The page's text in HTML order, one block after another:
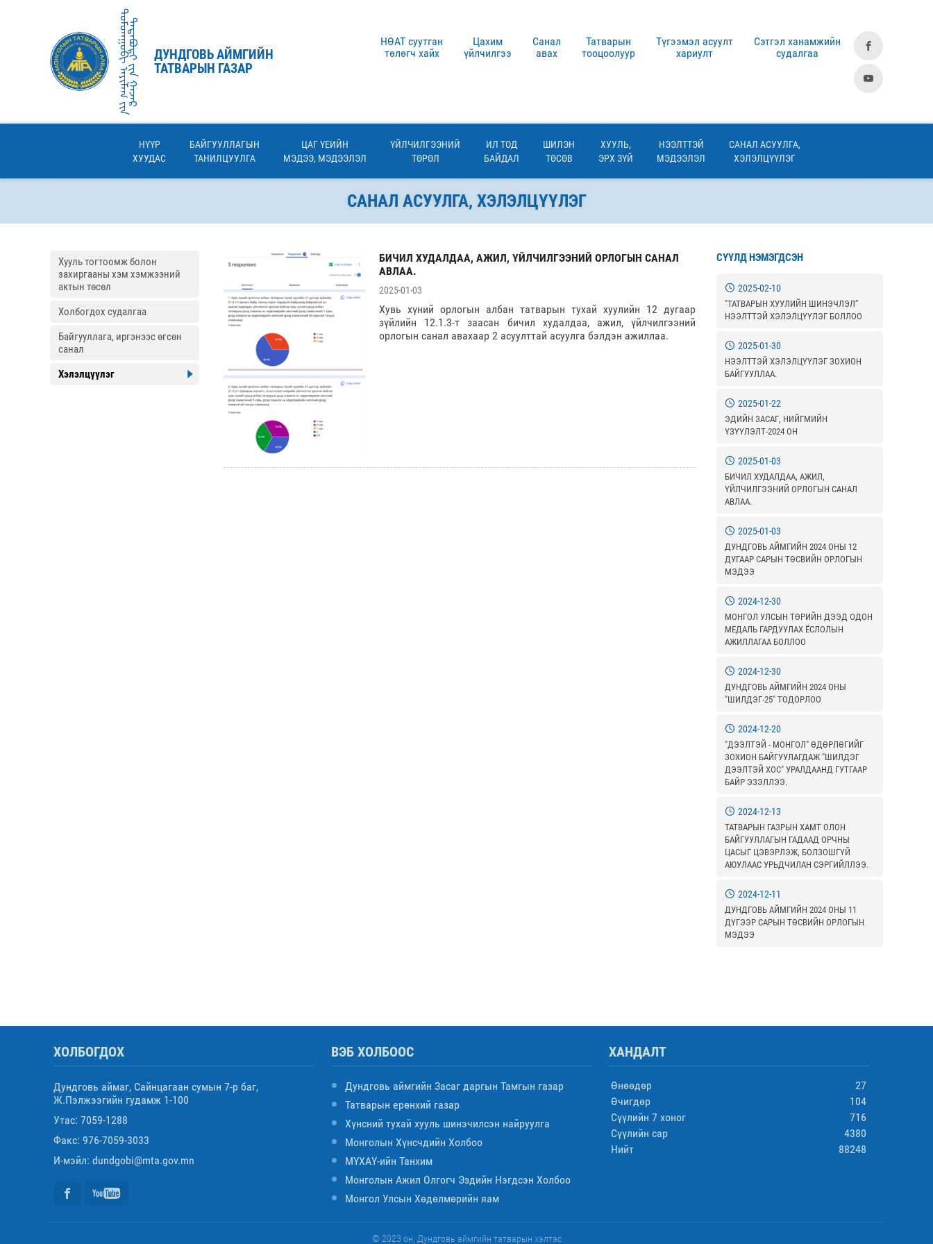
ᠳᠤᠮᠳᠠᠭᠣᠪᠢ ᠠᠶᠢᠮᠠᠭ ᠶ᠋ᠢᠨᠲᠠᠲᠠᠪᠤᠷᠢ ᠶ᠋ᠢᠨ ᠭᠠᠵᠠᠷ
ДУНДГОВЬ АЙМГИЙН
ТАТВАРЫН ГАЗАР
НӨАТ суутган
төлөгч хайх
Цахим
үйлчилгээ
Санал
авах
Татварын
тооцоолуур
Түгээмэл асуулт
хариулт
Сэтгэл ханамжийн
судалгаа
НҮҮР
ХУУДАС
БАЙГУУЛЛАГЫН
ТАНИЛЦУУЛГА
ЦАГ ҮЕИЙН
МЭДЭЭ, МЭДЭЭЛЭЛ
ҮЙЛЧИЛГЭЭНИЙ
ТӨРӨЛ
ИЛ ТОД
БАЙДАЛ
ШИЛЭН
ТӨСӨВ
ХУУЛЬ,
ЭРХ ЗҮЙ
НЭЭЛТТЭЙ
МЭДЭЭЛЭЛ
САНАЛ АСУУЛГА,
ХЭЛЭЛЦҮҮЛЭГ
САНАЛ АСУУЛГА, ХЭЛЭЛЦҮҮЛЭГ
Хууль тогтоомж болон
захиргааны хэм хэмжээний
актын төсөл
Холбогдох судалгаа
Байгууллага, иргэнээс өгсөн
санал
Хэлэлцүүлэг
БИЧИЛ ХУДАЛДАА, АЖИЛ, ҮЙЛЧИЛГЭЭНИЙ ОРЛОГЫН САНАЛ
АВЛАА.
2025-01-03
Хувь хүний орлогын албан татварын тухай хуулийн 12 дугаар
зүйлийн 12.1.3-т заасан бичил худалдаа, ажил, үйлчилгээний
орлогын санал авахаар 2 асуулттай асуулга бэлдэн ажиллаа.
СҮҮЛД НЭМЭГДСЭН
2025-02-10
"ТАТВАРЫН ХУУЛИЙН ШИНЭЧЛЭЛ”
НЭЭЛТТЭЙ ХЭЛЭЛЦҮҮЛЭГ БОЛЛОО
2025-01-30
НЭЭЛТТЭЙ ХЭЛЭЛЦҮҮЛЭГ ЗОХИОН
БАЙГУУЛЛАА.
2025-01-22
ЭДИЙН ЗАСАГ, НИЙГМИЙН
ҮЗҮҮЛЭЛТ-2024 ОН
2025-01-03
БИЧИЛ ХУДАЛДАА, АЖИЛ,
ҮЙЛЧИЛГЭЭНИЙ ОРЛОГЫН САНАЛ
АВЛАА.
2025-01-03
ДУНДГОВЬ АЙМГИЙН 2024 ОНЫ 12
ДУГААР САРЫН ТӨСВИЙН ОРЛОГЫН
МЭДЭЭ
2024-12-30
МОНГОЛ УЛСЫН ТӨРИЙН ДЭЭД ОДОН
МЕДАЛЬ ГАРДУУЛАХ ЁСЛОЛЫН
АЖИЛЛАГАА БОЛЛОО
2024-12-30
ДУНДГОВЬ АЙМГИЙН 2024 ОНЫ
"ШИЛДЭГ-25" ТОДОРЛОО
2024-12-20
"ДЭЭЛТЭЙ - МОНГОЛ" ӨДӨРЛӨГИЙГ
ЗОХИОН БАЙГУУЛАГДАЖ "ШИЛДЭГ
ДЭЭЛТЭЙ ХОС" УРАЛДААНД ГУТГААР
БАЙР ЭЗЭЛЛЭЭ.
2024-12-13
ТАТВАРЫН ГАЗРЫН ХАМТ ОЛОН
БАЙГУУЛЛАГЫН ГАДААД ОРЧНЫ
ЦАСЫГ ЦЭВЭРЛЭЖ, БОЛЗОШГҮЙ
АЮУЛААС УРЬДЧИЛАН СЭРГИЙЛЛЭЭ.
2024-12-11
ДУНДГОВЬ АЙМГИЙН 2024 ОНЫ 11
ДҮГЭЭР САРЫН ТӨСВИЙН ОРЛОГЫН
МЭДЭЭ
ХОЛБОГДОХ
Дундговь аймаг, Сайнцагаан сумын 7-р баг,
Ж.Пэлжээгийн гудамж 1-100
Утас: 7059-1288
Факс: 976-7059-3033
И-мэйл: dundgobi@mta.gov.mn
ВЭБ ХОЛБООС
Дундговь аймгийн Засаг даргын Тамгын газар
Татварын ерөнхий газар
Хүнсний тухай хууль шинэчилсэн найруулга
Монголын Хүнсчдийн Холбоо
МҮХАҮ-ийн Танхим
Монголын Ажил Олгогч Эздийн Нэгдсэн Холбоо
Монгол Улсын Хөдөлмөрийн яам
ХАНДАЛТ
Өнөөдөр
27
Өчигдөр
104
Сүүлийн 7 хоног
716
Сүүлийн сар
4380
Нийт
88248
© 2023 он, Дундговь аймгийн татварын хэлтэс